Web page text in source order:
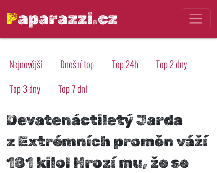
Paparazzi.cz
Nejnovější Dnešní top Top 24h
Top 2 dny
Top 3 dny
Top 7 dní
Devatenáctiletý Jarda
z Extrémních proměn váží
181 kilo! Hrozí mu, že se